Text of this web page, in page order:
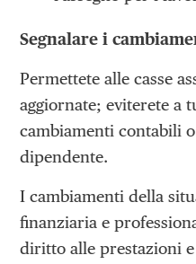
Segnalare i
Permettete alle casse
aggiornate; eviterete a
cambiamenti contabili
dipendente.
I cambiamenti della
finanziaria e
diritto alle prestazioni